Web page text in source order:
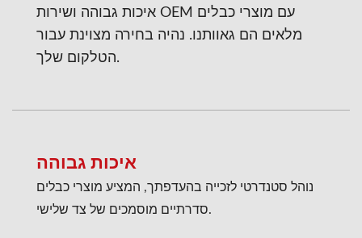
איכות גבוהה ושירות OEM עם מוצרי כבלים
מלאים הם גאוותנו. נהיה בחירה מצוינת עבור
הטלקום שלך.
איכות גבוהה
נוהל סטנדרטי לזכייה בהעדפתך, המציע מוצרי כבלים
סדרתיים מוסמכים של צד שלישי.